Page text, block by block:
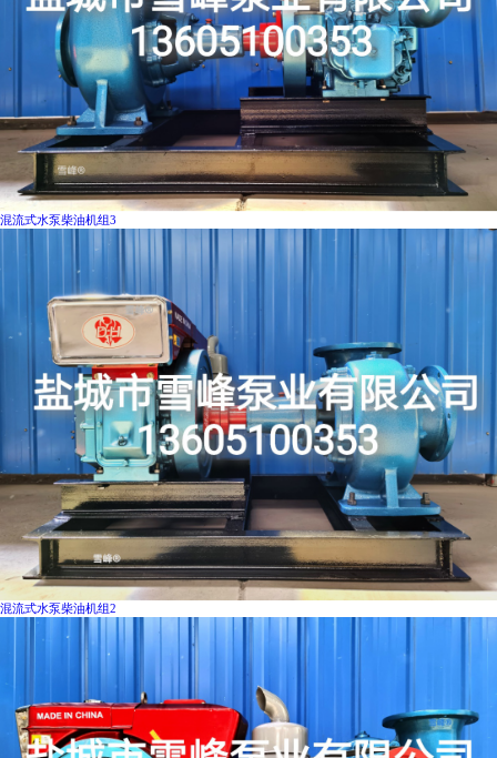
混流式水泵柴油机组3
混流式水泵柴油机组2